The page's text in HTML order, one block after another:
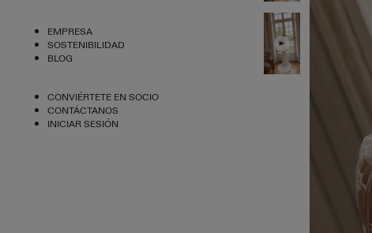
EMPRESA
SOSTENIBILIDAD
BLOG
CONVIÉRTETE EN SOCIO
CONTÁCTANOS
INICIAR SESIÓN